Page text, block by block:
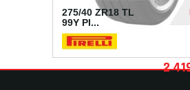
275/40 ZR18 TL
99Y PI...
2